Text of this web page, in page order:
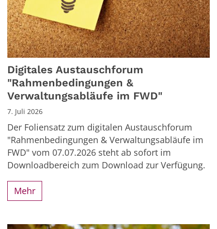
Digitales Austauschforum
"Rahmenbedingungen &
Verwaltungsabläufe im FWD"
7. Juli 2026
Der Foliensatz zum digitalen Austauschforum
"Rahmenbedingungen & Verwaltungsabläufe im
FWD" vom 07.07.2026 steht ab sofort im
Downloadbereich zum Download zur Verfügung.
Mehr